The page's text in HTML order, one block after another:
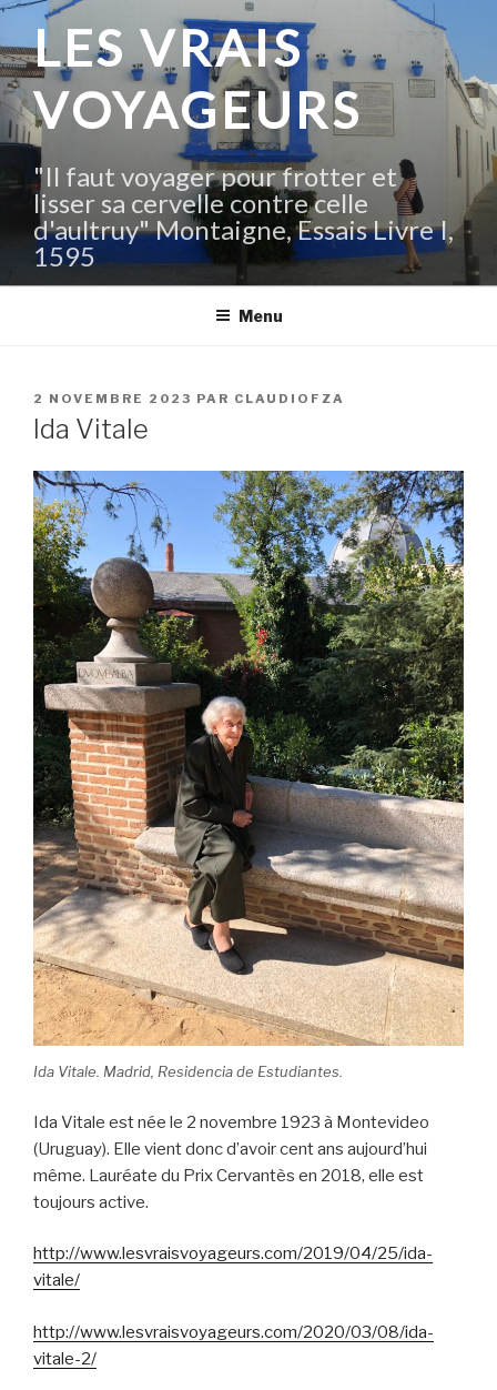
Aller
contenu
principal
LES VRAIS
VOYAGEURS
"Il faut voyager pour frotter et
lisser sa cervelle contre celle
d'aultruy" Montaigne, Essais Livre I,
1595
Menu
PUBLIÉ
LE
2 NOVEMBRE 2023 PAR CLAUDIOFZA
Ida Vitale
Ida Vitale. Madrid, Residencia de Estudiantes.
Ida Vitale est née le 2 novembre 1923 à Montevideo
(Uruguay). Elle vient donc d’avoir cent ans aujourd’hui
même. Lauréate du Prix Cervantès en 2018, elle est
toujours active.
http://www.lesvraisvoyageurs.com/2019/04/25/ida-
vitale/
http://www.lesvraisvoyageurs.com/2020/03/08/ida-
vitale-2/